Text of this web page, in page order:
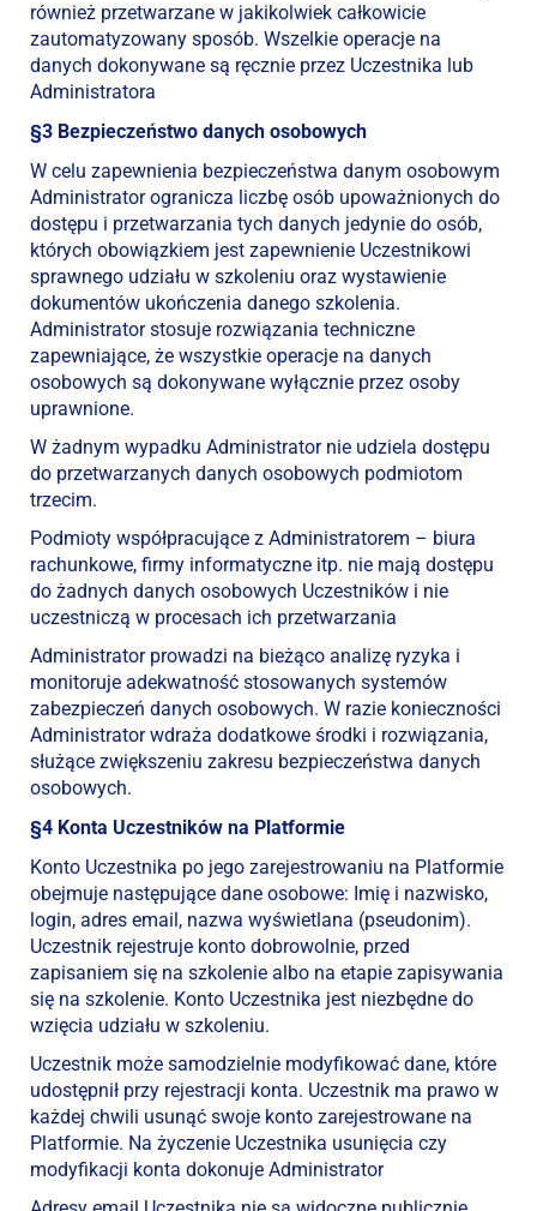
również przetwarzane w jakikolwiek całkowicie
zautomatyzowany sposób. Wszelkie operacje na
danych dokonywane są ręcznie przez Uczestnika lub
Administratora
§3 Bezpieczeństwo danych osobowych
W celu zapewnienia bezpieczeństwa danym osobowym
Administrator ogranicza liczbę osób upoważnionych do
dostępu i przetwarzania tych danych jedynie do osób,
których obowiązkiem jest zapewnienie Uczestnikowi
sprawnego udziału w szkoleniu oraz wystawienie
dokumentów ukończenia danego szkolenia.
Administrator stosuje rozwiązania techniczne
zapewniające, że wszystkie operacje na danych
osobowych są dokonywane wyłącznie przez osoby
uprawnione.
W żadnym wypadku Administrator nie udziela dostępu
do przetwarzanych danych osobowych podmiotom
trzecim.
Podmioty współpracujące z Administratorem – biura
rachunkowe, firmy informatyczne itp. nie mają dostępu
do żadnych danych osobowych Uczestników i nie
uczestniczą w procesach ich przetwarzania
Administrator prowadzi na bieżąco analizę ryzyka i
monitoruje adekwatność stosowanych systemów
zabezpieczeń danych osobowych. W razie konieczności
Administrator wdraża dodatkowe środki i rozwiązania,
służące zwiększeniu zakresu bezpieczeństwa danych
osobowych.
§4 Konta Uczestników na Platformie
Konto Uczestnika po jego zarejestrowaniu na Platformie
obejmuje następujące dane osobowe: Imię i nazwisko,
login, adres email, nazwa wyświetlana (pseudonim).
Uczestnik rejestruje konto dobrowolnie, przed
zapisaniem się na szkolenie albo na etapie zapisywania
się na szkolenie. Konto Uczestnika jest niezbędne do
wzięcia udziału w szkoleniu.
Uczestnik może samodzielnie modyfikować dane, które
udostępnił przy rejestracji konta. Uczestnik ma prawo w
każdej chwili usunąć swoje konto zarejestrowane na
Platformie. Na życzenie Uczestnika usunięcia czy
modyfikacji konta dokonuje Administrator